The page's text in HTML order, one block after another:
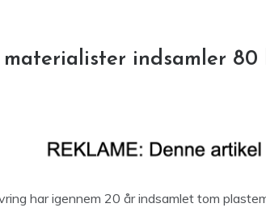
materialister indsamler
har igennem 20 år indsamlet tom